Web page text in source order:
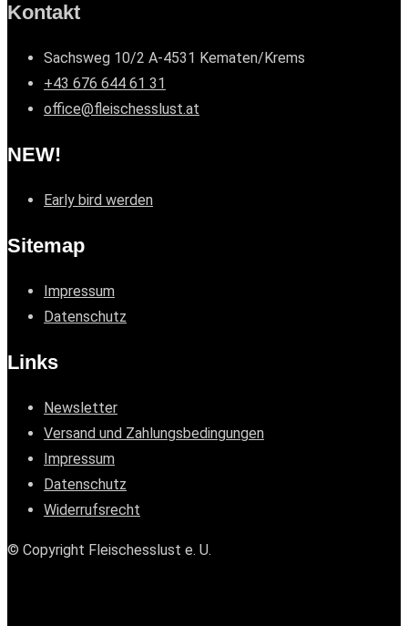
Kontakt
Sachsweg 10/2 A-4531 Kematen/Krems
+43 676 644 61 31
office@fleischesslust.at
NEW!
Early bird werden
Sitemap
Impressum
Datenschutz
Links
Newsletter
Versand und Zahlungsbedingungen
Impressum
Datenschutz
Widerrufsrecht
© Copyright Fleischesslust e. U.